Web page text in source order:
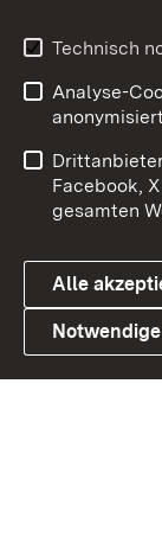
Youtube
Link zum
Datenschutz
Technisch
Analyse-
Facebook,
gesamten
Alle